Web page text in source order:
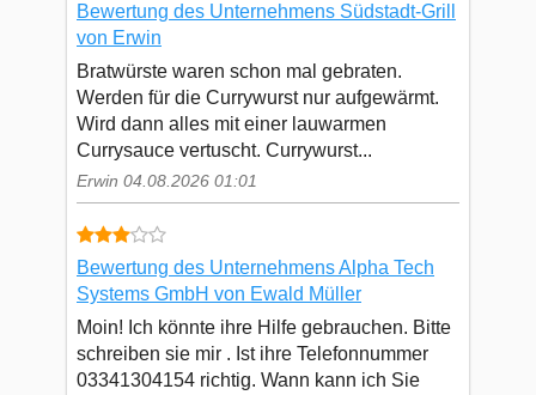
Bewertung des Unternehmens Südstadt-Grill
von Erwin
Bratwürste waren schon mal gebraten.
Werden für die Currywurst nur aufgewärmt.
Wird dann alles mit einer lauwarmen
Currysauce vertuscht. Currywurst...
Erwin 04.08.2026 01:01
Bewertung des Unternehmens Alpha Tech
Systems GmbH von Ewald Müller
Moin! Ich könnte ihre Hilfe gebrauchen. Bitte
schreiben sie mir . Ist ihre Telefonnummer
03341304154 richtig. Wann kann ich Sie